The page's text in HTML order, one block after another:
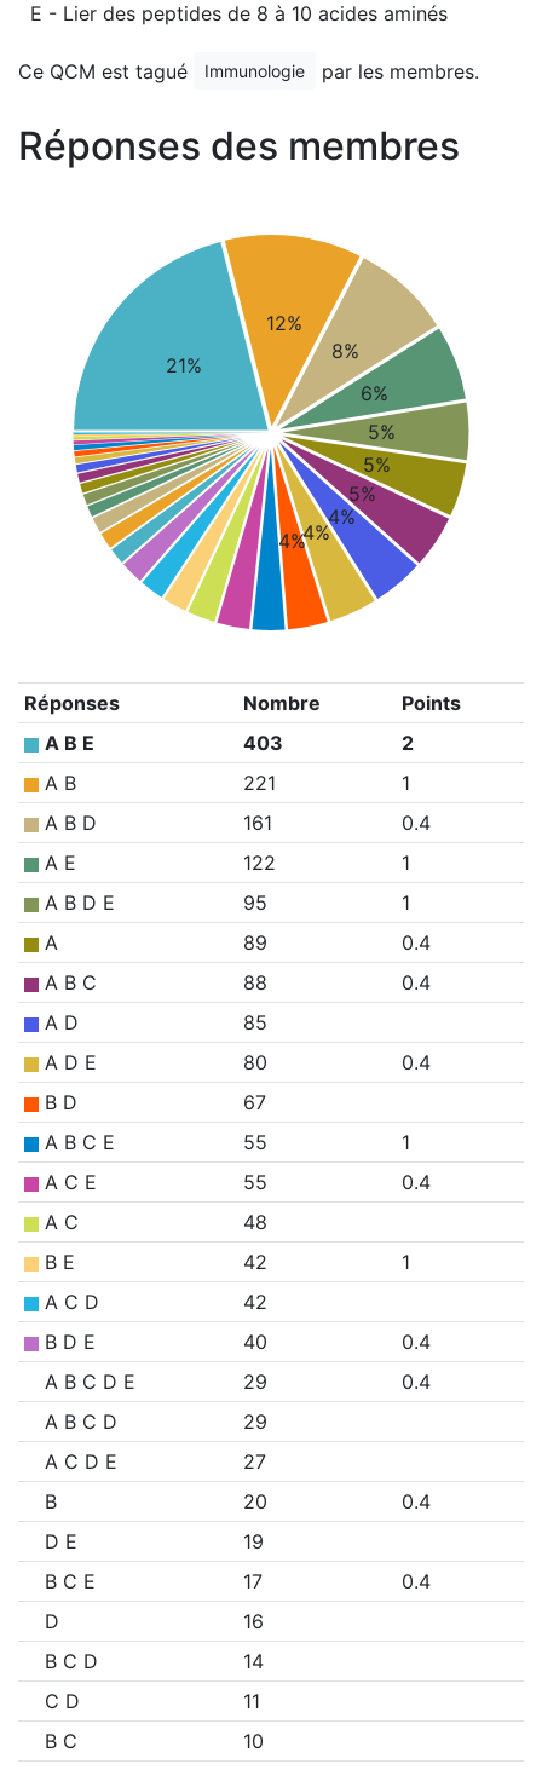
E - Lier des peptides de 8 à 10 acides aminés
Ce QCM est tagué Immunologie par les membres.
Réponses des membres
21%
12%
8%
6%
5%
5%
5%
4%
4%
4%
Réponses Nombre
Points
A B E
403
2
A B
221
1
A B D
161
0.4
A E
122
1
A B D E
95
1
A
89
0.4
A B C
88
0.4
A D
85
A D E
80
0.4
B D
67
A B C E
55
1
A C E
55
0.4
A C
48
B E
42
1
A C D
42
B D E
40
0.4
A B C D E
29
0.4
A B C D
29
A C D E
27
B
20
0.4
D E
19
B C E
17
0.4
D
16
B C D
14
C D
11
B C
10